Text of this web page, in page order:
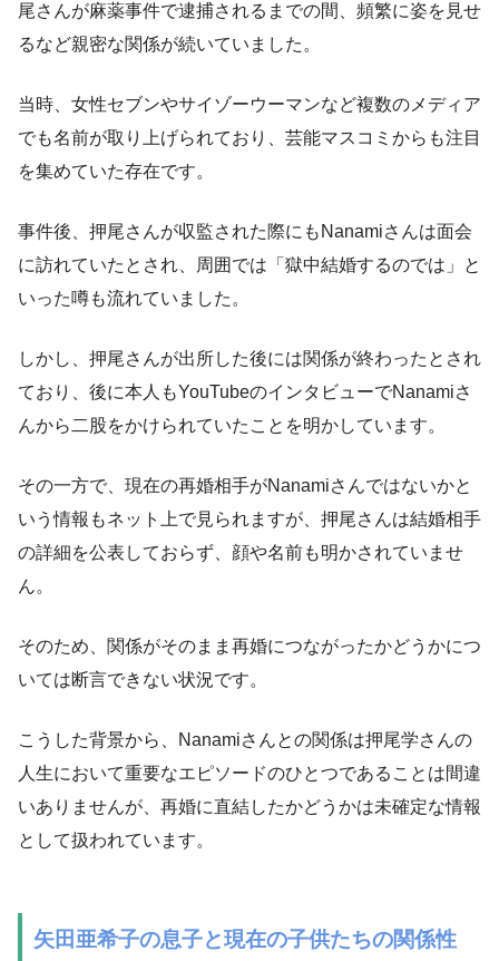
尾さんが麻薬事件で逮捕されるまでの間、頻繁に姿を見せ
るなど親密な関係が続いていました。
当時、女性セブンやサイゾーウーマンなど複数のメディア
でも名前が取り上げられており、芸能マスコミからも注目
を集めていた存在です。
事件後、押尾さんが収監された際にもNanamiさんは面会
に訪れていたとされ、周囲では「獄中結婚するのでは」と
いった噂も流れていました。
しかし、押尾さんが出所した後には関係が終わったとされ
ており、後に本人もYouTubeのインタビューでNanamiさ
んから二股をかけられていたことを明かしています。
その一方で、現在の再婚相手がNanamiさんではないかと
いう情報もネット上で見られますが、押尾さんは結婚相手
の詳細を公表しておらず、顔や名前も明かされていませ
ん。
そのため、関係がそのまま再婚につながったかどうかにつ
いては断言できない状況です。
こうした背景から、Nanamiさんとの関係は押尾学さんの
人生において重要なエピソードのひとつであることは間違
いありませんが、再婚に直結したかどうかは未確定な情報
として扱われています。
矢田亜希子の息子と現在の子供たちの関係性